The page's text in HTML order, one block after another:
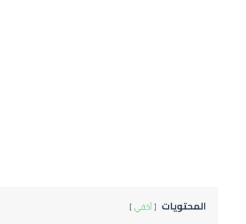
المحتويات أخفي